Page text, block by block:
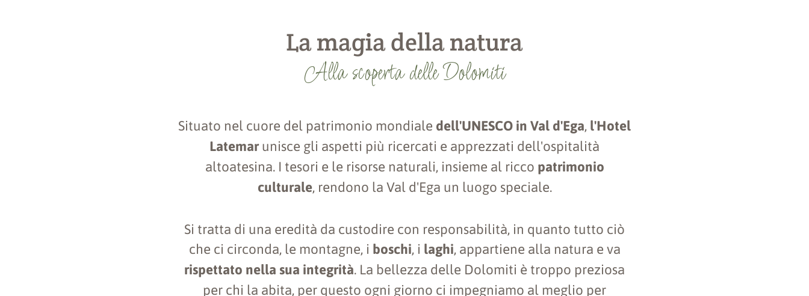
La magia della natura
Alla scoperta delle Dolomiti
Situato nel cuore del patrimonio mondiale dell'UNESCO in Val d'Ega, l'Hotel
Latemarunisce gli aspetti più ricercati e apprezzati dell'ospitalità
altoatesina. I tesori e le risorse naturali, insieme al ricco patrimonio
culturale, rendono la Val d'Ega un luogo speciale.
Si tratta di una eredità da custodire con responsabilità, in quanto tutto ciò
che ci circonda, le montagne, i boschi, i laghi, appartiene alla natura e va
rispettato nella sua integrità. La bellezza delle Dolomiti è troppo preziosa
per chi la abita, per questo ogni giorno ci impegniamo al meglio per